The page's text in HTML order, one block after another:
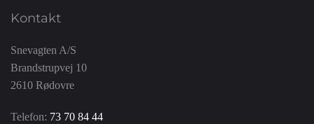
Kontakt
Snevagten A/S
Brandstrupvej 10
2610 Rødovre
Telefon: 73 70 84 44